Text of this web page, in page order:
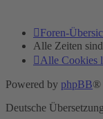
Foren-
Alle Zeiten sind
Alle Cookies
Powered by phpBB®
Deutsche